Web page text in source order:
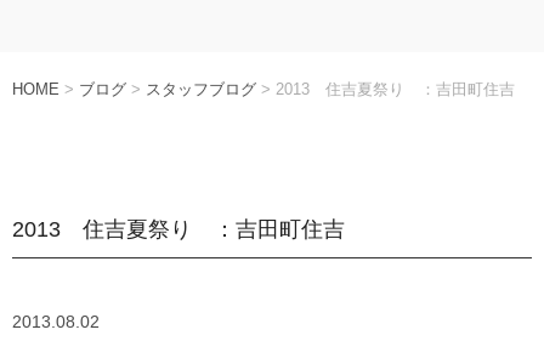
HOME > ブログ > スタッフブログ > 2013 住吉夏祭り ：吉田町住吉
2013 住吉夏祭り ：吉田町住吉
2013.08.02